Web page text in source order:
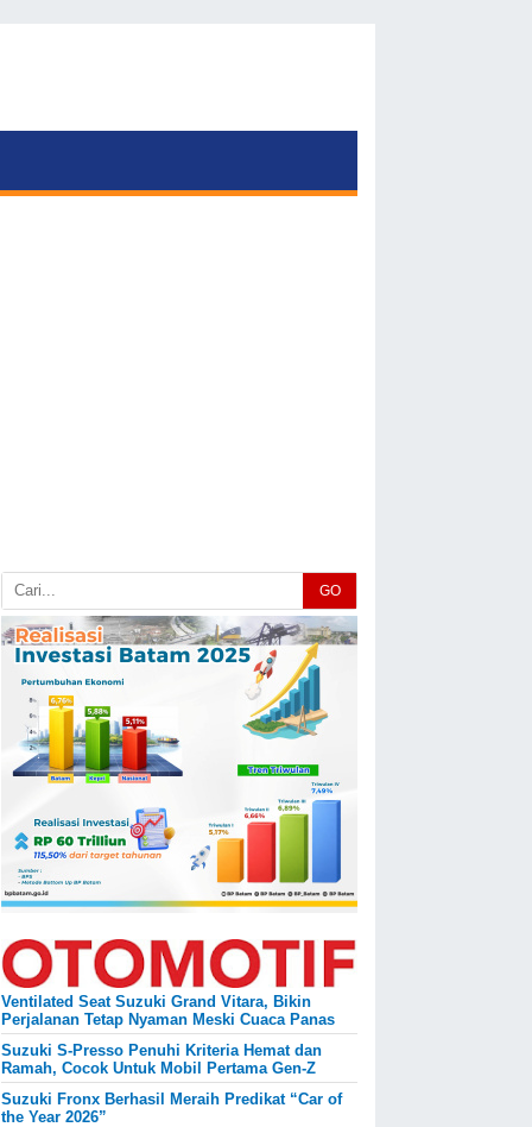
GO
Ventilated Seat Suzuki Grand Vitara, Bikin
Perjalanan Tetap Nyaman Meski Cuaca Panas
Suzuki S-Presso Penuhi Kriteria Hemat dan
Ramah, Cocok Untuk Mobil Pertama Gen-Z
Suzuki Fronx Berhasil Meraih Predikat “Car of
the Year 2026”